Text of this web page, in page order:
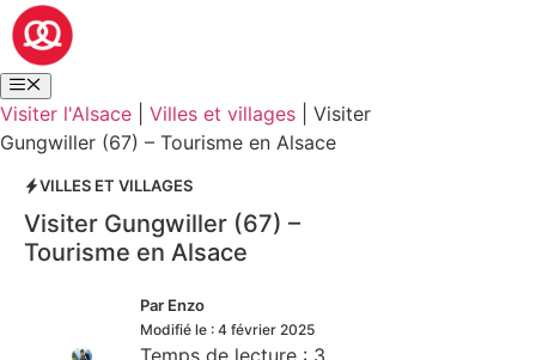
Visiter l'Alsace Villes et villages
Visiter
Gungwiller (67) – Tourisme en Alsace
VILLES ET VILLAGES
Visiter Gungwiller (67) –
Tourisme en Alsace
Par Enzo
Modifié le : 4 février 2025
Temps de lecture : 3